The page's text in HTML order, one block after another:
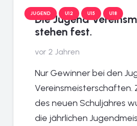
JUGEND U12 U15 U18
Die Jugend
stehen fest.
vor 2 Jahren
Nur Gewinner bei den
Vereinsmeisterschaften.
des neuen Schuljahres
die jährlichen